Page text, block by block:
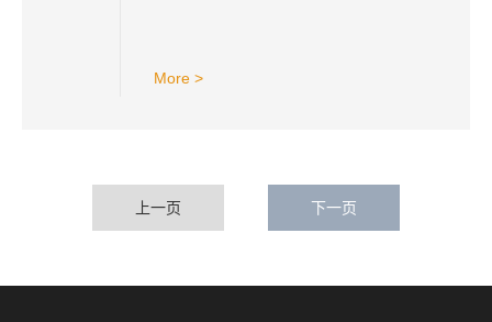
More >
上一页 下一页